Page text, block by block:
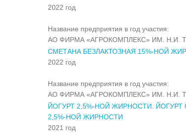
2022 год
Название предприятия в год участия:
АО ФИРМА «АГРОКОМПЛЕКС» ИМ. Н.И.
СМЕТАНА БЕЗЛАКТОЗНАЯ 15%-НОЙ
2022 год
Название предприятия в год участия:
АО ФИРМА «АГРОКОМПЛЕКС» ИМ. Н.И.
ЙОГУРТ 2,5%-НОЙ ЖИРНОСТИ.
2,5%-НОЙ ЖИРНОСТИ
2021 год